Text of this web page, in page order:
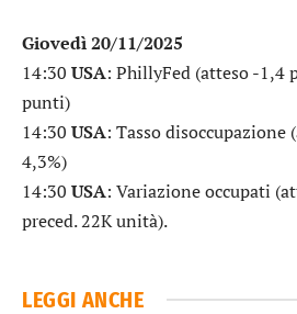
Giovedì 20/11/2025
14:30 USA: PhillyFed (atteso -1,4
punti)
14:30 USA: Tasso disoccupazione
4,3%)
14:30 USA: Variazione occupati
preced. 22K unità).
LEGGI ANCHE